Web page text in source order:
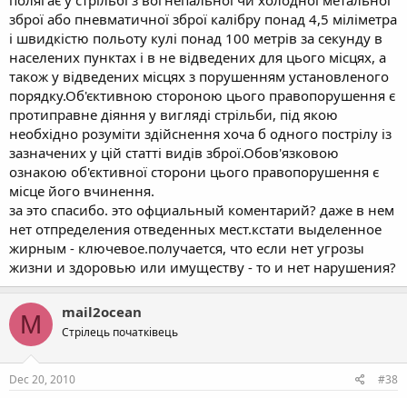
зброї або пневматичної зброї калібру понад 4,5 міліметра
і швидкістю польоту кулі понад 100 метрів за секунду в
населених пунктах і в не відведених для цього місцях, а
також у відведених місцях з порушенням установленого
порядку.Об'єктивною стороною цього правопорушення є
протиправне діяння у вигляді стрільби, під якою
необхідно розуміти здійснення хоча б одного пострілу із
зазначених у цій статті видів зброї.Обов'язковою
ознакою об'єктивної сторони цього правопорушення є
місце його вчинення.
за это спасибо. это офциальный коментарий? даже в нем
нет отпределения отведенных мест.кстати выделенное
жирным - ключевое.получается, что если нет угрозы
жизни и здоровью или имуществу - то и нет нарушения?
M mail2ocean
Стрілець початківець
Dec 20, 2010 #38